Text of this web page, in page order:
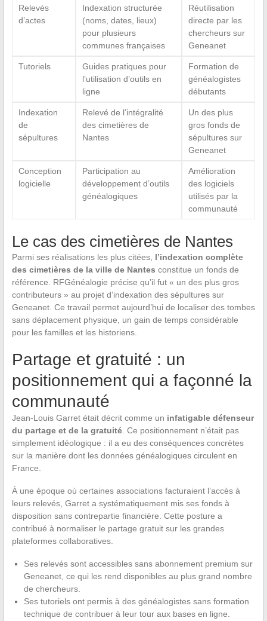
Relevés
d’actes
Indexation structurée
(noms, dates, lieux)
pour plusieurs
communes françaises
Réutilisation
directe par les
chercheurs sur
Geneanet
Tutoriels
Guides pratiques pour
l’utilisation d’outils en
ligne
Formation de
généalogistes
débutants
Indexation
de
sépultures
Relevé de l’intégralité
des cimetières de
Nantes
Un des plus
gros fonds de
sépultures sur
Geneanet
Conception
logicielle
Participation au
développement d’outils
généalogiques
Amélioration
des logiciels
utilisés par la
communauté
Le cas des cimetières de Nantes
Parmi ses réalisations les plus citées, l’indexation complète
des cimetières de la ville de Nantes constitue un fonds de
référence. RFGénéalogie précise qu’il fut « un des plus gros
contributeurs » au projet d’indexation des sépultures sur
Geneanet. Ce travail permet aujourd’hui de localiser des tombes
sans déplacement physique, un gain de temps considérable
pour les familles et les historiens.
Partage et gratuité : un
positionnement qui a façonné la
communauté
Jean-Louis Garret était décrit comme un infatigable défenseur
du partage et de la gratuité. Ce positionnement n’était pas
simplement idéologique : il a eu des conséquences concrètes
sur la manière dont les données généalogiques circulent en
France.
À une époque où certaines associations facturaient l’accès à
leurs relevés, Garret a systématiquement mis ses fonds à
disposition sans contrepartie financière. Cette posture a
contribué à normaliser le partage gratuit sur les grandes
plateformes collaboratives.
Ses relevés sont accessibles sans abonnement premium sur
Geneanet, ce qui les rend disponibles au plus grand nombre
de chercheurs.
Ses tutoriels ont permis à des généalogistes sans formation
technique de contribuer à leur tour aux bases en ligne.